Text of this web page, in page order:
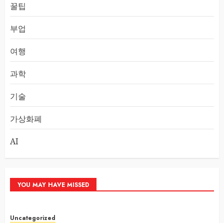
꿀팁
부업
여행
과학
기술
가상화폐
AI
YOU MAY HAVE MISSED
Uncategorized